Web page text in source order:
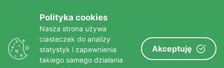
Więcej niż książka!
Wydawnictwo sine qua non
Polityka cookies
Nasza strona używa
ciasteczek do analizy
statystyk i zapewnienia
takiego samego działania
Akceptuję